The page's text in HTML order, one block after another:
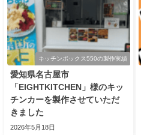
キッチンボックス550の製作実績
愛知県名古屋市
「EIGHTKITCHEN」様のキッ
チンカーを製作させていただ
きました
2026年5月18日